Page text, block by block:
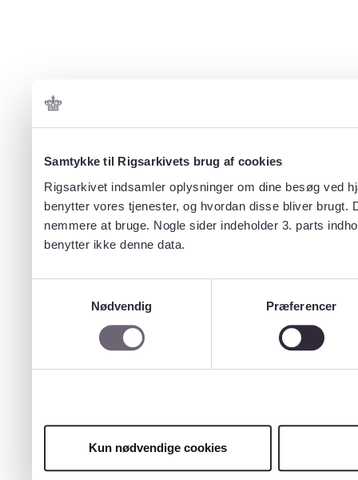
Samtykke til Rigsarkivets brug af cookies
Rigsarkivet indsamler oplysninger om dine besøg ved
benytter vores tjenester, og hvordan disse bliver
nemmere at bruge. Nogle sider indeholder 3. parts
benytter ikke denne data.
Nødvendig
Præferencer
Kun nødvendige cookies